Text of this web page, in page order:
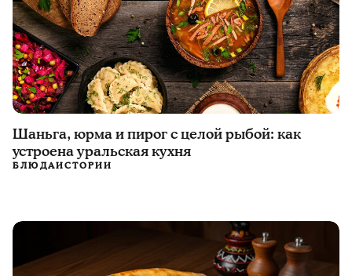
Шаньга, юрма и пирог с целой рыбой: как
устроена уральская кухня
БЛЮДАИСТОРИИ